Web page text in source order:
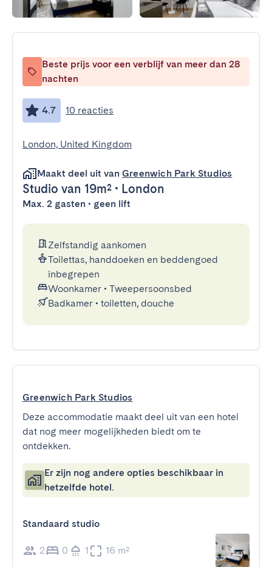
Beste prijs voor een verblijf van meer dan 28
nachten
4.7 10 reacties
London, United Kingdom
Maakt deel uit van Greenwich Park Studios
Studio van 19m² • London
Max. 2 gasten • geen lift
Zelfstandig aankomen
Toilettas, handdoeken en beddengoed
inbegrepen
Woonkamer • Tweepersoonsbed
Badkamer • toiletten, douche
Greenwich Park Studios
Deze accommodatie maakt deel uit van een hotel
dat nog meer mogelijkheden biedt om te
ontdekken.
Er zijn nog andere opties beschikbaar in
hetzelfde hotel.
Standaard studio
2 0 1 16 m²